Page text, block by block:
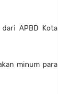
APBD Kota
minum para